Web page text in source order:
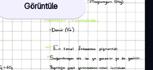
Görüntüle